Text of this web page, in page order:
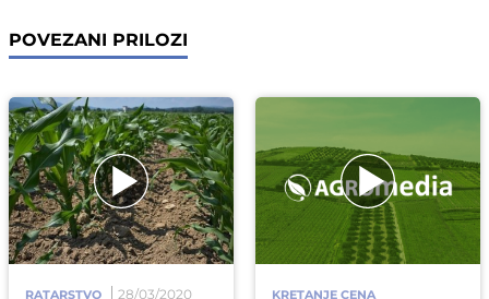
POVEZANI PRILOZI
RATARSTVO 28/03/2020 KRETANJE CENA